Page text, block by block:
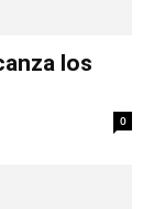
los
0